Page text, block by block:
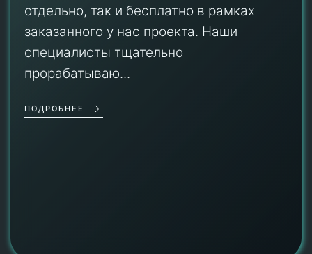
отдельно, так и бесплатно в рамках
заказанного у нас проекта. Наши
специалисты тщательно
прорабатываю...
ПОДРОБНЕЕ